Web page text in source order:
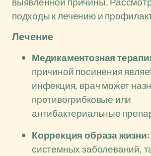
подходы к лечению и
Лечение
Медикаментозная
причиной посинения
инфекция, врач может
противогрибковые или
антибактериальные
Коррекция образа жизни:
системных заболеваний,